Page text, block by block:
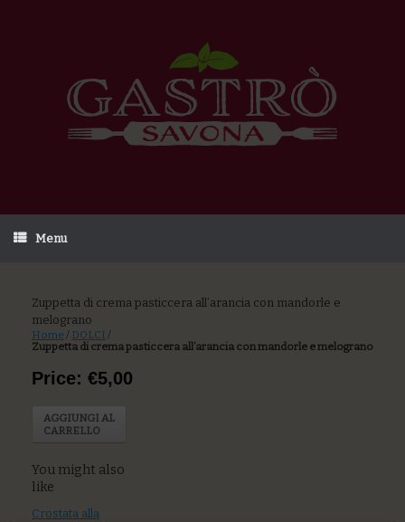
Menu
Zuppetta di crema pasticcera all’arancia con mandorle e
melograno
Home / DOLCI /
Zuppetta di crema pasticcera all’arancia con mandorle e melograno
Price: €5,00
AGGIUNGI AL
CARRELLO
You might also
like
Crostata alla